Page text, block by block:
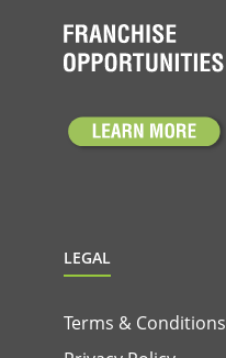
LEGAL
Terms & Conditions